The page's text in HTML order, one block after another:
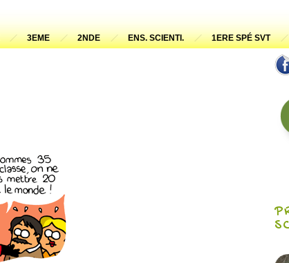
3EME 2NDE ENS. SCIENTI. 1ERE SPÉ SVT